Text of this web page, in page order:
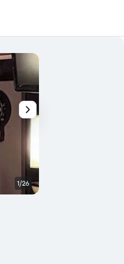
1/26